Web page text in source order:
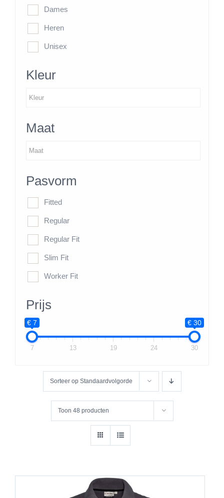
Dames
Heren
Unisex
Kleur
Maat
Pasvorm
Fitted
Regular
Regular Fit
Slim Fit
Worker Fit
Prijs
€ 7 € 30
7 13 19 24 30
Sorteer op Standaardvolgorde
Toon 48 producten